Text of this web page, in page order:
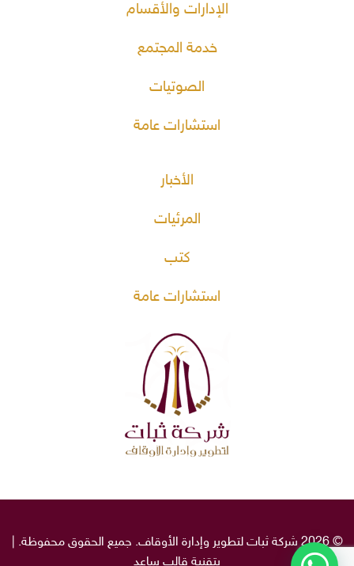
الإدارات والأقسام
خدمة المجتمع
الصوتيات
استشارات عامة
الأخبار
المرئيات
كتب
استشارات عامة
© 2026 شركة ثبات لتطوير وإدارة الأوقاف. جميع الحقوق محفوظة. |
بتقنية قالب ساعد